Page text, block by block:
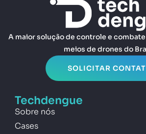
A maior solução de controle e
meios de drones do
SOLICITAR
Techdengue
Sobre nós
Cases